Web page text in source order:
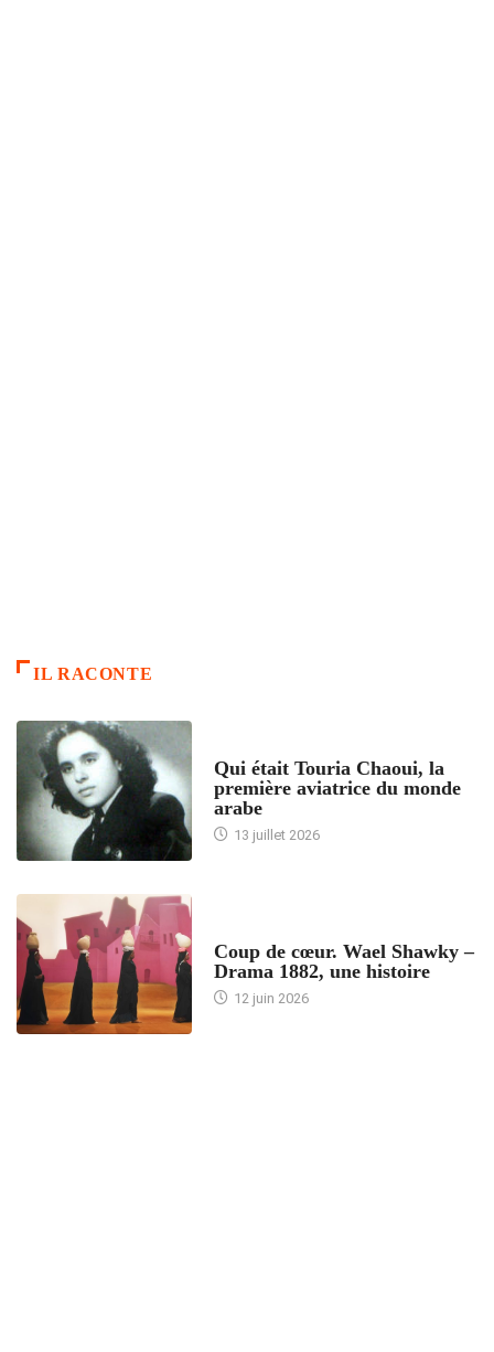
IL RACONTE
Qui était Touria Chaoui, la
première aviatrice du monde
arabe
13 juillet 2026
Coup de cœur. Wael Shawky –
Drama 1882, une histoire
12 juin 2026